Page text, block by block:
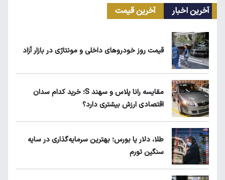
ابلاغیه جدید وزارت کار؛ چه کسانی از فهرست
کیا اسپورتیج ۲۰۲۵ در ایران ارزش خرید دارد؟
آخرین اخبار آخرین قیمت
قیمت روز خودروهای داخلی و مونتاژی در بازار آزاد
مقایسه رانا پلاس و سهند S؛ خرید کدام سدان
اقتصادی ارزش بیشتری دارد؟
طلا، دلار یا بورس؛ بهترین سرمایه‌گذاری در سایه
سنگین تورم